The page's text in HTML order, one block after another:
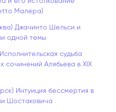
Малера)
Джачинто Шельси и
одной темы
судьба
сочинений Алябьева в XIX
Интуиция бессмертия в
Шостаковича